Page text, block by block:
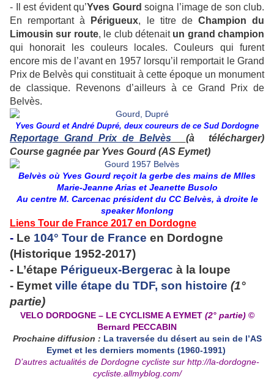
- Il est évident qu’Yves Gourd soigna l’image de son club.
En remportant à
Périgueux, le titre de Champion du
Limousin sur route, le club détenait un grand champion
qui honorait les couleurs locales. Couleurs qui furent
encore mis de l’avant en 1957 lorsqu’il remportait le Grand
Prix de Belvès qui constituait à cette époque un monument
de classique. Revenons d’ailleurs à ce Grand Prix de
Belvès.
Yves Gourd et André Dupré, deux coureurs de ce Sud Dordogne
Reportage_Grand_Prix_de_Belvès
(à télécharger)
Course gagnée par Yves Gourd (AS Eymet)
Belvès où Yves Gourd reçoit la gerbe des mains de Mlles
Marie-Jeanne Arias et Jeanette Busolo
Au centre M. Carcenac président du CC Belvès, à droite le
speaker Monlong
Liens Tour de France 2017 en Dordogne
- Le 104° Tour de France en Dordogne
(Historique 1952-2017)
- L’étape Périgueux-Bergerac à la loupe
- Eymet ville étape du TDF, son histoire (1°
partie)
VELO DORDOGNE – LE CYCLISME A EYMET (2° partie)©
Bernard PECCABIN
Prochaine diffusion : La traversée du désert au sein de l’AS
Eymet et les derniers moments (1960-1991)
D’autres actualités de Dordogne cycliste sur http://la-dordogne-
cycliste.allmyblog.com/